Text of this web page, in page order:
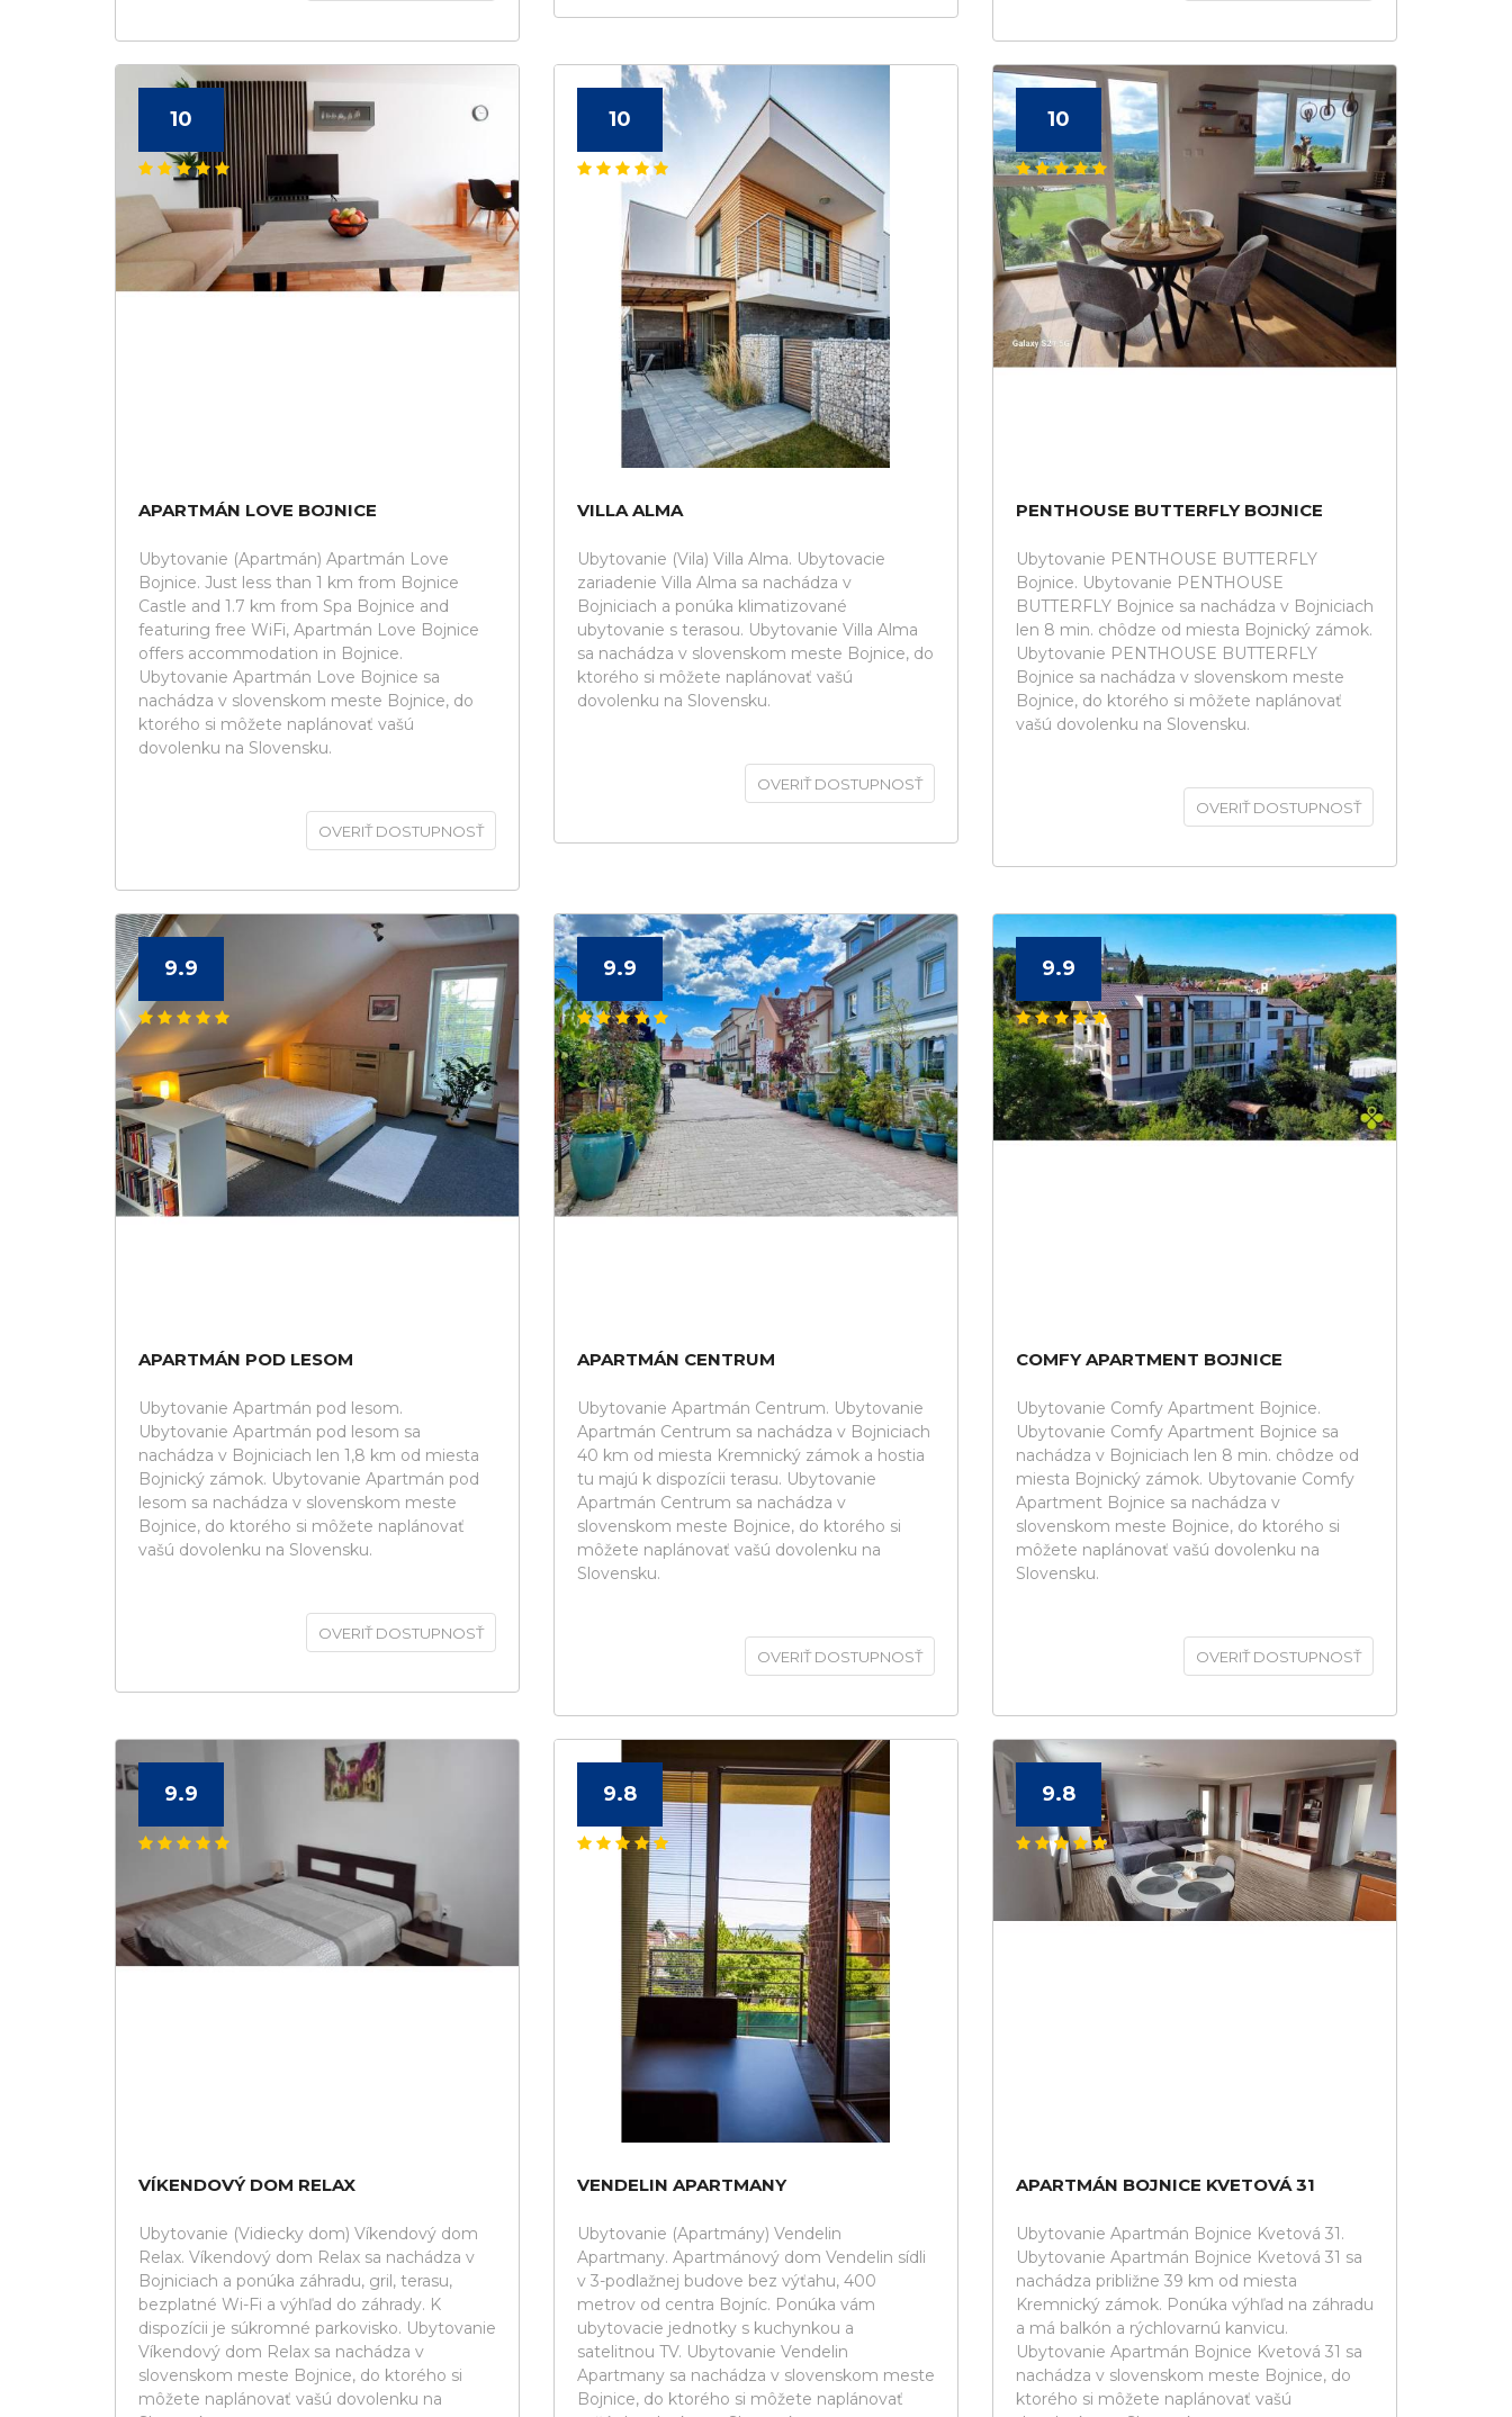
10
APARTMÁN LOVE BOJNICE
Ubytovanie (Apartmán) Apartmán Love
Bojnice. Just less than 1 km from Bojnice
Castle and 1.7 km from Spa Bojnice and
featuring free WiFi, Apartmán Love Bojnice
offers accommodation in Bojnice.
Ubytovanie Apartmán Love Bojnice sa
nachádza v slovenskom meste Bojnice, do
ktorého si môžete naplánovať vašú
dovolenku na Slovensku.
OVERIŤ DOSTUPNOSŤ
10
VILLA ALMA
Ubytovanie (Vila) Villa Alma. Ubytovacie
zariadenie Villa Alma sa nachádza v
Bojniciach a ponúka klimatizované
ubytovanie s terasou. Ubytovanie Villa Alma
sa nachádza v slovenskom meste Bojnice, do
ktorého si môžete naplánovať vašú
dovolenku na Slovensku.
OVERIŤ DOSTUPNOSŤ
10
PENTHOUSE BUTTERFLY BOJNICE
Ubytovanie PENTHOUSE BUTTERFLY
Bojnice. Ubytovanie PENTHOUSE
BUTTERFLY Bojnice sa nachádza v Bojniciach
len 8 min. chôdze od miesta Bojnický zámok.
Ubytovanie PENTHOUSE BUTTERFLY
Bojnice sa nachádza v slovenskom meste
Bojnice, do ktorého si môžete naplánovať
vašú dovolenku na Slovensku.
OVERIŤ DOSTUPNOSŤ
9.9
APARTMÁN POD LESOM
Ubytovanie Apartmán pod lesom.
Ubytovanie Apartmán pod lesom sa
nachádza v Bojniciach len 1,8 km od miesta
Bojnický zámok. Ubytovanie Apartmán pod
lesom sa nachádza v slovenskom meste
Bojnice, do ktorého si môžete naplánovať
vašú dovolenku na Slovensku.
OVERIŤ DOSTUPNOSŤ
9.9
APARTMÁN CENTRUM
Ubytovanie Apartmán Centrum. Ubytovanie
Apartmán Centrum sa nachádza v Bojniciach
40 km od miesta Kremnický zámok a hostia
tu majú k dispozícii terasu. Ubytovanie
Apartmán Centrum sa nachádza v
slovenskom meste Bojnice, do ktorého si
môžete naplánovať vašú dovolenku na
Slovensku.
OVERIŤ DOSTUPNOSŤ
9.9
COMFY APARTMENT BOJNICE
Ubytovanie Comfy Apartment Bojnice.
Ubytovanie Comfy Apartment Bojnice sa
nachádza v Bojniciach len 8 min. chôdze od
miesta Bojnický zámok. Ubytovanie Comfy
Apartment Bojnice sa nachádza v
slovenskom meste Bojnice, do ktorého si
môžete naplánovať vašú dovolenku na
Slovensku.
OVERIŤ DOSTUPNOSŤ
9.9
VÍKENDOVÝ DOM RELAX
Ubytovanie (Vidiecky dom) Víkendový dom
Relax. Víkendový dom Relax sa nachádza v
Bojniciach a ponúka záhradu, gril, terasu,
bezplatné Wi-Fi a výhľad do záhrady. K
dispozícii je súkromné parkovisko. Ubytovanie
Víkendový dom Relax sa nachádza v
slovenskom meste Bojnice, do ktorého si
môžete naplánovať vašú dovolenku na
9.8
VENDELIN APARTMANY
Ubytovanie (Apartmány) Vendelin
Apartmany. Apartmánový dom Vendelin sídli
v 3-podlažnej budove bez výťahu, 400
metrov od centra Bojníc. Ponúka vám
ubytovacie jednotky s kuchynkou a
satelitnou TV. Ubytovanie Vendelin
Apartmany sa nachádza v slovenskom meste
Bojnice, do ktorého si môžete naplánovať
9.8
APARTMÁN BOJNICE KVETOVÁ 31
Ubytovanie Apartmán Bojnice Kvetová 31.
Ubytovanie Apartmán Bojnice Kvetová 31 sa
nachádza približne 39 km od miesta
Kremnický zámok. Ponúka výhľad na záhradu
a má balkón a rýchlovarnú kanvicu.
Ubytovanie Apartmán Bojnice Kvetová 31 sa
nachádza v slovenskom meste Bojnice, do
ktorého si môžete naplánovať vašú